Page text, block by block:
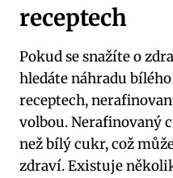
receptech
Pokud se snažíte o
hledáte náhradu
receptech,
volbou. Nerafinovaný
než bílý cukr, což
zdraví. Existuje